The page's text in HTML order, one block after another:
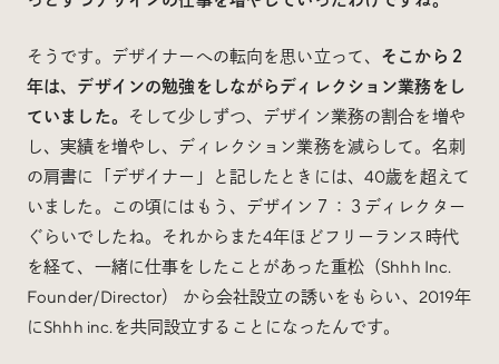
そうです。デザイナーへの転向を思い立って、 そこから２
年は、デザインの勉強をしながらディレクション業務をし
ていました。
そして少しずつ、デザイン業務の割合を増や
し、実績を増やし、ディレクション業務を減らして。名刺
の肩書に「デザイナー」と記したときには、40歳を超えて
いました。この頃にはもう、デザイン７：３ディレクター
ぐらいでしたね。それからまた4年ほどフリーランス時代
を経て、一緒に仕事をしたことがあった重松（Shhh Inc.
Founder/Director） から会社設立の誘いをもらい、2019年
にShhh inc.を共同設立することになったんです。